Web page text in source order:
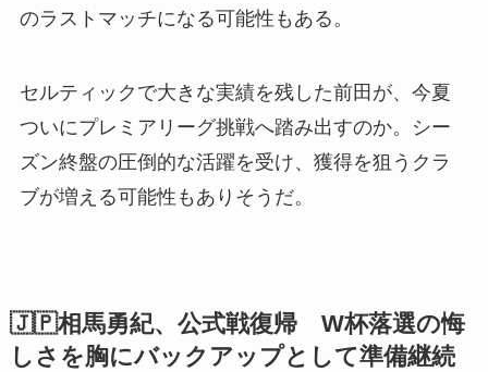
のラストマッチになる可能性もある。
セルティックで大きな実績を残した前田が、今夏
ついにプレミアリーグ挑戦へ踏み出すのか。シー
ズン終盤の圧倒的な活躍を受け、獲得を狙うクラ
ブが増える可能性もありそうだ。
🇯🇵相馬勇紀、公式戦復帰 W杯落選の悔
しさを胸にバックアップとして準備継続